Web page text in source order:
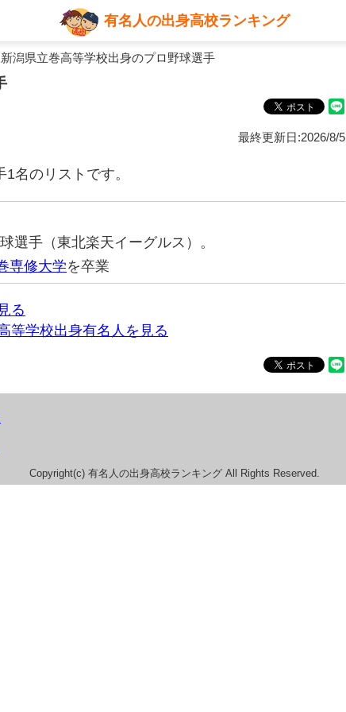
有名人の出身高校ランキング
新潟県立巻高等学校出身のプロ野球選手
最終更新日:2026/8/5
名のリストです。
選手（東北楽天イーグルス）。
専修大学を卒業
る
等学校出身有名人を見る
Copyright(c) 有名人の出身高校ランキング All Rights Reserved.